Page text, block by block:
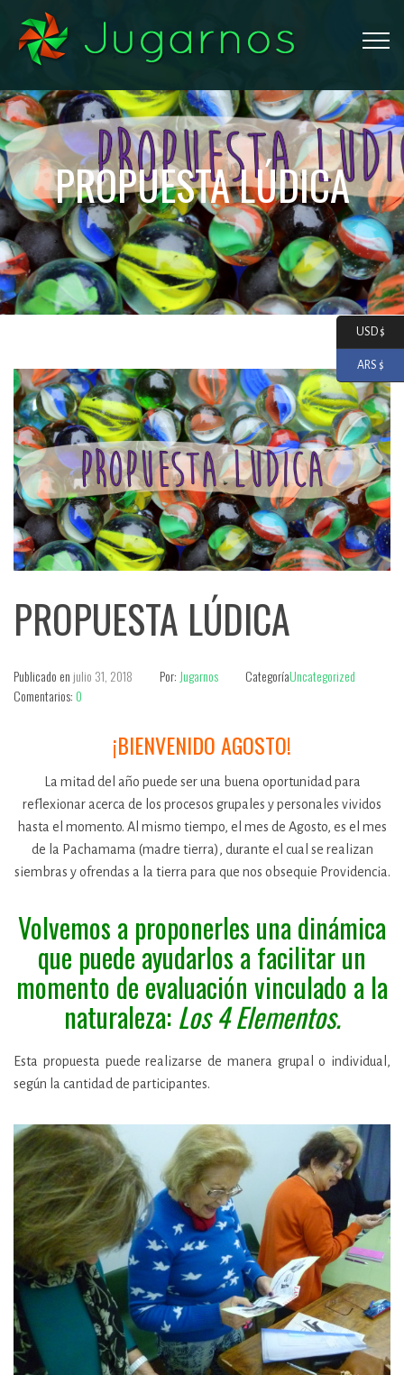
PROPUESTA LÚDICA
PROPUESTA LÚDICA
Publicado en julio 31, 2018 Por: Jugarnos CategoríaUncategorized
Comentarios: 0
¡BIENVENIDO AGOSTO!
La mitad del año puede ser una buena oportunidad para
reflexionar acerca de los procesos grupales y personales vividos
hasta el momento. Al mismo tiempo, el mes de Agosto, es el mes
de la Pachamama (madre tierra), durante el cual se realizan
siembras y ofrendas a la tierra para que nos obsequie Providencia.
Volvemos a proponerles una dinámica
que puede ayudarlos a facilitar un
momento de evaluación vinculado a la
naturaleza: Los 4 Elementos.
Esta propuesta puede realizarse de manera grupal o individual,
según la cantidad de participantes.
USD $
ARS $